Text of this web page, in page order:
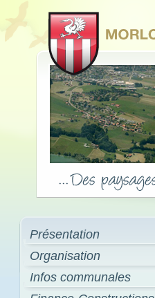
Présentation
Organisation
Infos communales